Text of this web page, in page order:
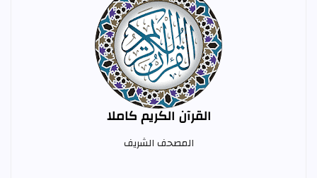
القرآن الكريم كاملا
المصحف الشريف